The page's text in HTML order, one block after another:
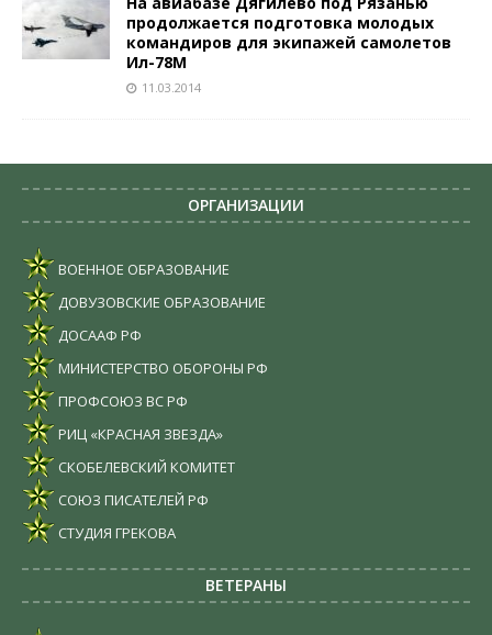
продолжается подготовка молодых
командиров для экипажей самолетов
Ил-78М
11.03.2014
ОРГАНИЗАЦИИ
ВОЕННОЕ ОБРАЗОВАНИЕ
ДОВУЗОВСКИЕ ОБРАЗОВАНИЕ
ДОСААФ РФ
МИНИСТЕРСТВО ОБОРОНЫ РФ
ПРОФСОЮЗ ВС РФ
РИЦ «КРАСНАЯ ЗВЕЗДА»
СКОБЕЛЕВСКИЙ КОМИТЕТ
СОЮЗ ПИСАТЕЛЕЙ РФ
СТУДИЯ ГРЕКОВА
ВЕТЕРАНЫ